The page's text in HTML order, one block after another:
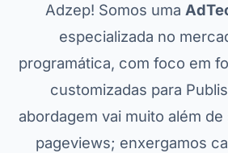
Adzep! Somos uma
especializada no
programática, com foco em
customizadas para
abordagem vai muito além
pageviews; enxergamos